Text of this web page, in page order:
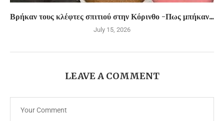
Βρήκαν τους κλέφτες σπιτιού στην Κόρινθο -Πως μπήκαν...
July 15, 2026
LEAVE A COMMENT